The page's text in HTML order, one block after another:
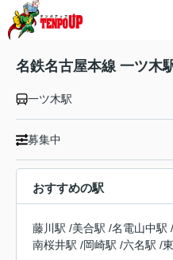
名鉄名古屋本線 一ツ木
一ツ木駅
募集中
おすすめの駅
藤川駅 /美合駅 /名電山中駅 /
南桜井駅 /岡崎駅 /六名駅 /